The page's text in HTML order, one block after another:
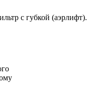
с губкой (аэрлифт).